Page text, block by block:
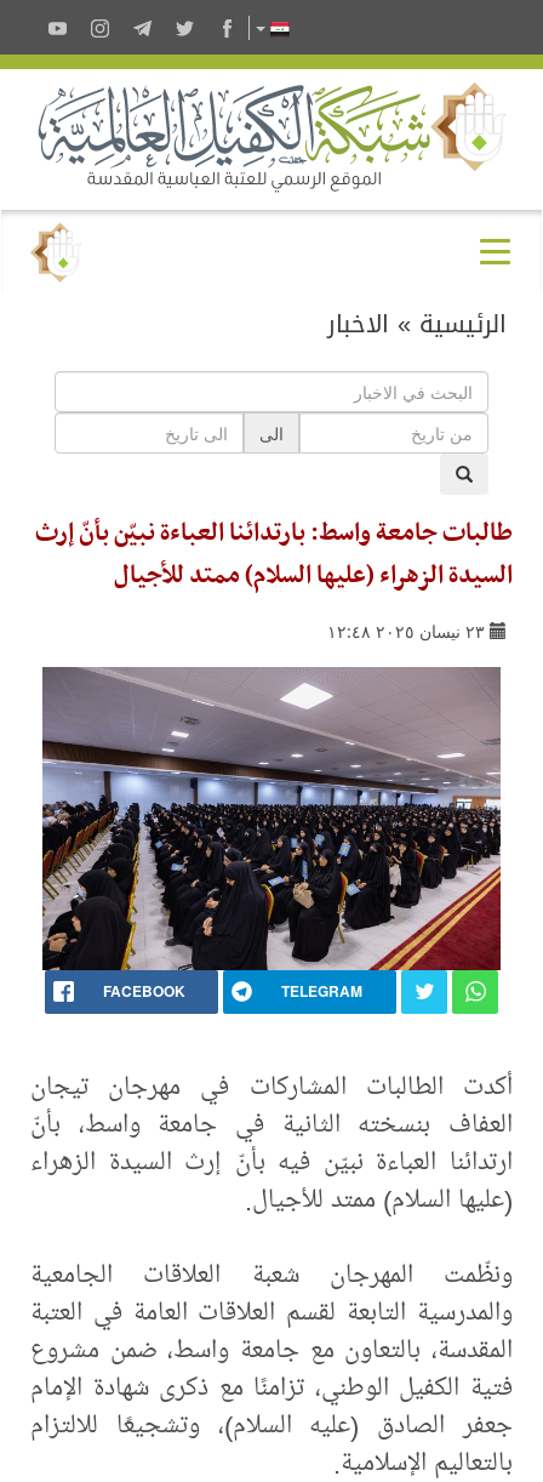
الرئيسية » الاخبار
الى
طالبات جامعة واسط: بارتدائنا العباءة نبيّن بأنّ إرث
السيدة الزهراء (عليها السلام) ممتد للأجيال
٢٣ نيسان ٢٠٢٥ ١٢:٤٨
FACEBOOK TELEGRAM
أكدت الطالبات المشاركات في مهرجان تيجان
العفاف بنسخته الثانية في جامعة واسط، بأنّ
ارتدائنا العباءة نبيّن فيه بأنّ إرث السيدة الزهراء
(عليها السلام) ممتد للأجيال.
ونظّمت المهرجان شعبة العلاقات الجامعية
والمدرسية التابعة لقسم العلاقات العامة في العتبة
المقدسة، بالتعاون مع جامعة واسط، ضمن مشروع
فتية الكفيل الوطني، تزامنًا مع ذكرى شهادة الإمام
جعفر الصادق (عليه السلام)، وتشجيعًا للالتزام
بالتعاليم الإسلامية.